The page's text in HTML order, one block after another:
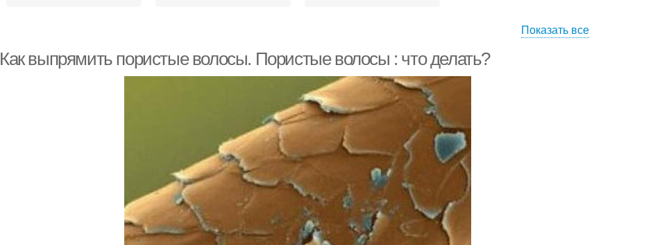
Показать все
Как выпрямить пористые волосы. Пористые волосы : что делать?